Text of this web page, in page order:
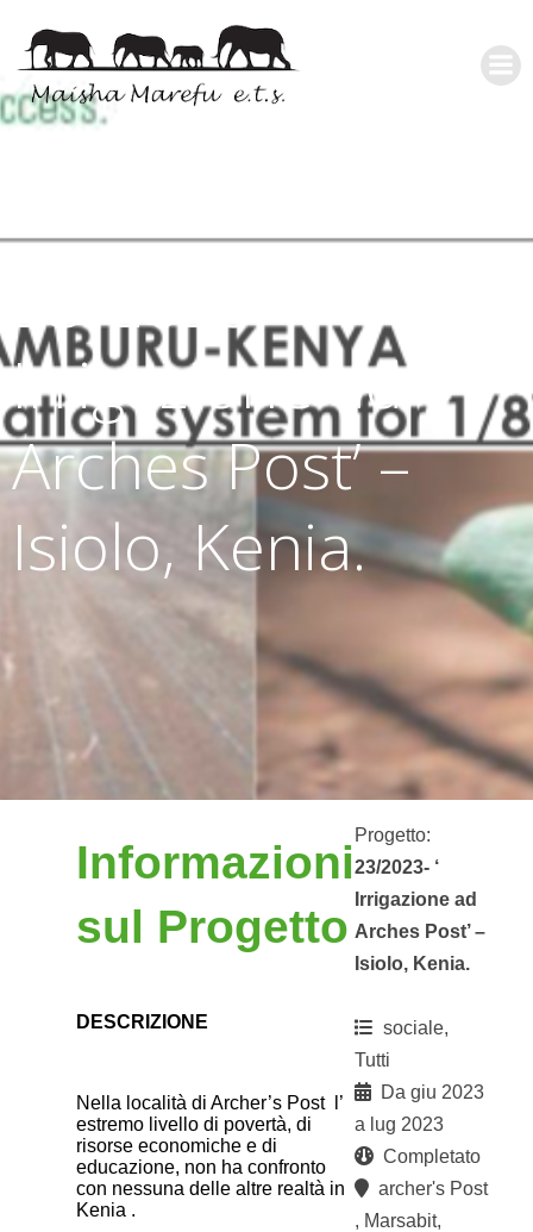
23/2023- ‘
Irrigazione ad
Arches Post’ –
Isiolo, Kenia.
Informazioni
sul Progetto
DESCRIZIONE
Nella località di Archer’s Post l’
estremo livello di povertà, di
risorse economiche e di
educazione, non ha confronto
con nessuna delle altre realtà in
Kenia .
Progetto:
23/2023- ‘
Irrigazione ad
Arches Post’ –
Isiolo, Kenia.
sociale,
Tutti
Da giu 2023
a lug 2023
Completato
archer's Post
, Marsabit,